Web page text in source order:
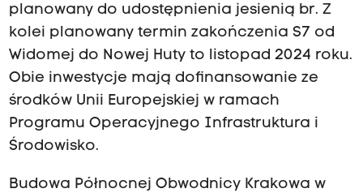
planowany do udostępnienia jesienią br. Z
kolei planowany termin zakończenia S7 od
Widomej do Nowej Huty to listopad 2024 roku.
Obie inwestycje mają dofinansowanie ze
środków Unii Europejskiej w ramach
Programu Operacyjnego Infrastruktura i
Środowisko.
Budowa Północnej Obwodnicy Krakowa w